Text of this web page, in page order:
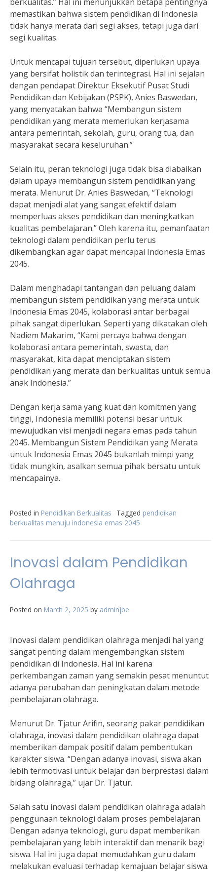
memastikan bahwa sistem pendidikan di Indonesia
tidak hanya merata dari segi akses, tetapi juga dari
segi kualitas.
Untuk mencapai tujuan tersebut, diperlukan upaya
yang bersifat holistik dan terintegrasi. Hal ini sejalan
dengan pendapat Direktur Eksekutif Pusat Studi
Pendidikan dan Kebijakan (PSPK), Anies Baswedan,
yang menyatakan bahwa “Membangun sistem
pendidikan yang merata memerlukan kerjasama
antara pemerintah, sekolah, guru, orang tua, dan
masyarakat secara keseluruhan.”
Selain itu, peran teknologi juga tidak bisa diabaikan
dalam upaya membangun sistem pendidikan yang
merata. Menurut Dr. Anies Baswedan, “Teknologi
dapat menjadi alat yang sangat efektif dalam
memperluas akses pendidikan dan meningkatkan
kualitas pembelajaran.” Oleh karena itu, pemanfaatan
teknologi dalam pendidikan perlu terus
dikembangkan agar dapat mencapai Indonesia Emas
2045.
Dalam menghadapi tantangan dan peluang dalam
membangun sistem pendidikan yang merata untuk
Indonesia Emas 2045, kolaborasi antar berbagai
pihak sangat diperlukan. Seperti yang dikatakan oleh
Nadiem Makarim, “Kami percaya bahwa dengan
kolaborasi antara pemerintah, swasta, dan
masyarakat, kita dapat menciptakan sistem
pendidikan yang merata dan berkualitas untuk semua
anak Indonesia.”
Dengan kerja sama yang kuat dan komitmen yang
tinggi, Indonesia memiliki potensi besar untuk
mewujudkan visi menjadi negara emas pada tahun
2045. Membangun Sistem Pendidikan yang Merata
untuk Indonesia Emas 2045 bukanlah mimpi yang
tidak mungkin, asalkan semua pihak bersatu untuk
mencapainya.
Posted in Pendidikan Berkualitas Tagged pendidikan
berkualitas menuju indonesia emas 2045
Inovasi dalam Pendidikan
Olahraga
Posted on March 2, 2025 by adminjbe
Inovasi dalam pendidikan olahraga menjadi hal yang
sangat penting dalam mengembangkan sistem
pendidikan di Indonesia. Hal ini karena
perkembangan zaman yang semakin pesat menuntut
adanya perubahan dan peningkatan dalam metode
pembelajaran olahraga.
Menurut Dr. Tjatur Arifin, seorang pakar pendidikan
olahraga, inovasi dalam pendidikan olahraga dapat
memberikan dampak positif dalam pembentukan
karakter siswa. “Dengan adanya inovasi, siswa akan
lebih termotivasi untuk belajar dan berprestasi dalam
bidang olahraga,” ujar Dr. Tjatur.
Salah satu inovasi dalam pendidikan olahraga adalah
penggunaan teknologi dalam proses pembelajaran.
Dengan adanya teknologi, guru dapat memberikan
pembelajaran yang lebih interaktif dan menarik bagi
siswa. Hal ini juga dapat memudahkan guru dalam
melakukan evaluasi terhadap kemajuan belajar siswa.